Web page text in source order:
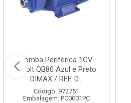
Bomba Periférica 1CV
Bivolt QB80 Azul e Preto
DIMAX / REF. D...
Código: 972751
Embalagem: PC0001PC